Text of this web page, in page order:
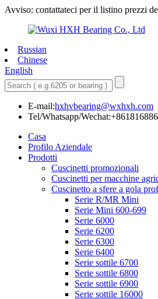
Avviso: contattateci per il listino prezzi
Russian
Chinese
English
E-mail:hxhvbearing@wxhxh.com
Tel/Whatsapp/
Casa
Profilo Aziendale
Prodotti
Cuscinetti promozionali
Cuscinetti per macchine
Cuscinetto a sfere a gola
Serie R/MR Mini
Serie Mini 600-699
Serie 6000
Serie 6200
Serie 6300
Serie 6400
Serie sottile 6700
Serie sottile 6800
Serie sottile 6900
Serie sottile 16000